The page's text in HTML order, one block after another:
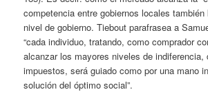
competencia entre gobiernos locales
nivel de gobierno. Tiebout parafrasea a
“cada individuo, tratando, como comprador
alcanzar los mayores niveles de indiferencia,
impuestos, será guiado como por una mano
solución del óptimo social”.